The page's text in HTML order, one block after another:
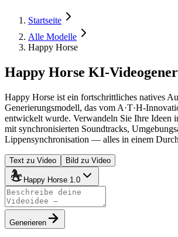
Startseite
Alle Modelle
Happy Horse
Happy Horse KI-
Happy Horse ist ein fortschrittliches natives
Generierungsmodell, das vom A·T·H-
entwickelt wurde. Verwandeln Sie Ihre Ideen
mit synchronisierten Soundtracks,
Lippensynchronisation — alles in einem
Text zu Video Bild zu Video
Happy Horse 1.0
Generieren